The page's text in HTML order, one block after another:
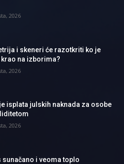
2026
i skeneri će razotkriti ko je
na izborima?
2026
isplata julskih naknada za osobe
2026
sunačano i veoma toplo